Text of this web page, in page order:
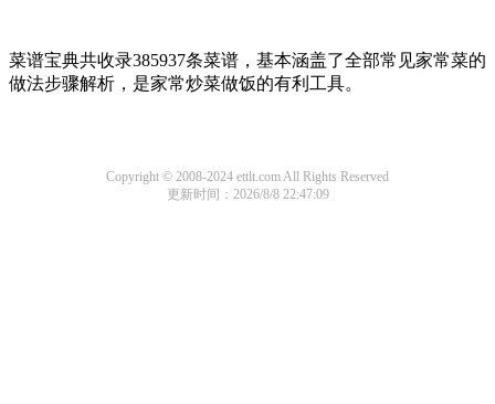
菜谱宝典共收录385937条菜谱，基本涵盖了全部常见家常菜的
做法步骤解析，是家常炒菜做饭的有利工具。
Copyright © 2008-2024 ettlt.com All Rights Reserved
更新时间：2026/8/8 22:47:09